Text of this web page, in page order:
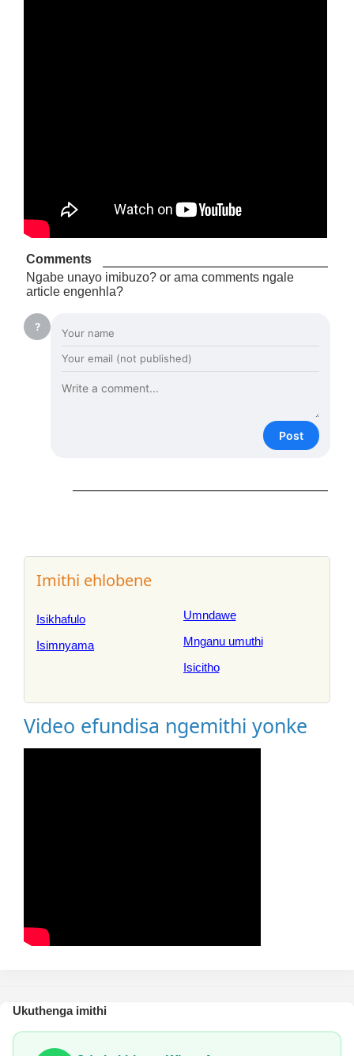
Comments
Ngabe unayo imibuzo? or ama comments ngale
article engenhla?
?
Post
Imithi ehlobene
Isikhafulo
Isimnyama
Umndawe
Mnganu umuthi
Isicitho
Video efundisa ngemithi yonke
Ukuthenga imithi